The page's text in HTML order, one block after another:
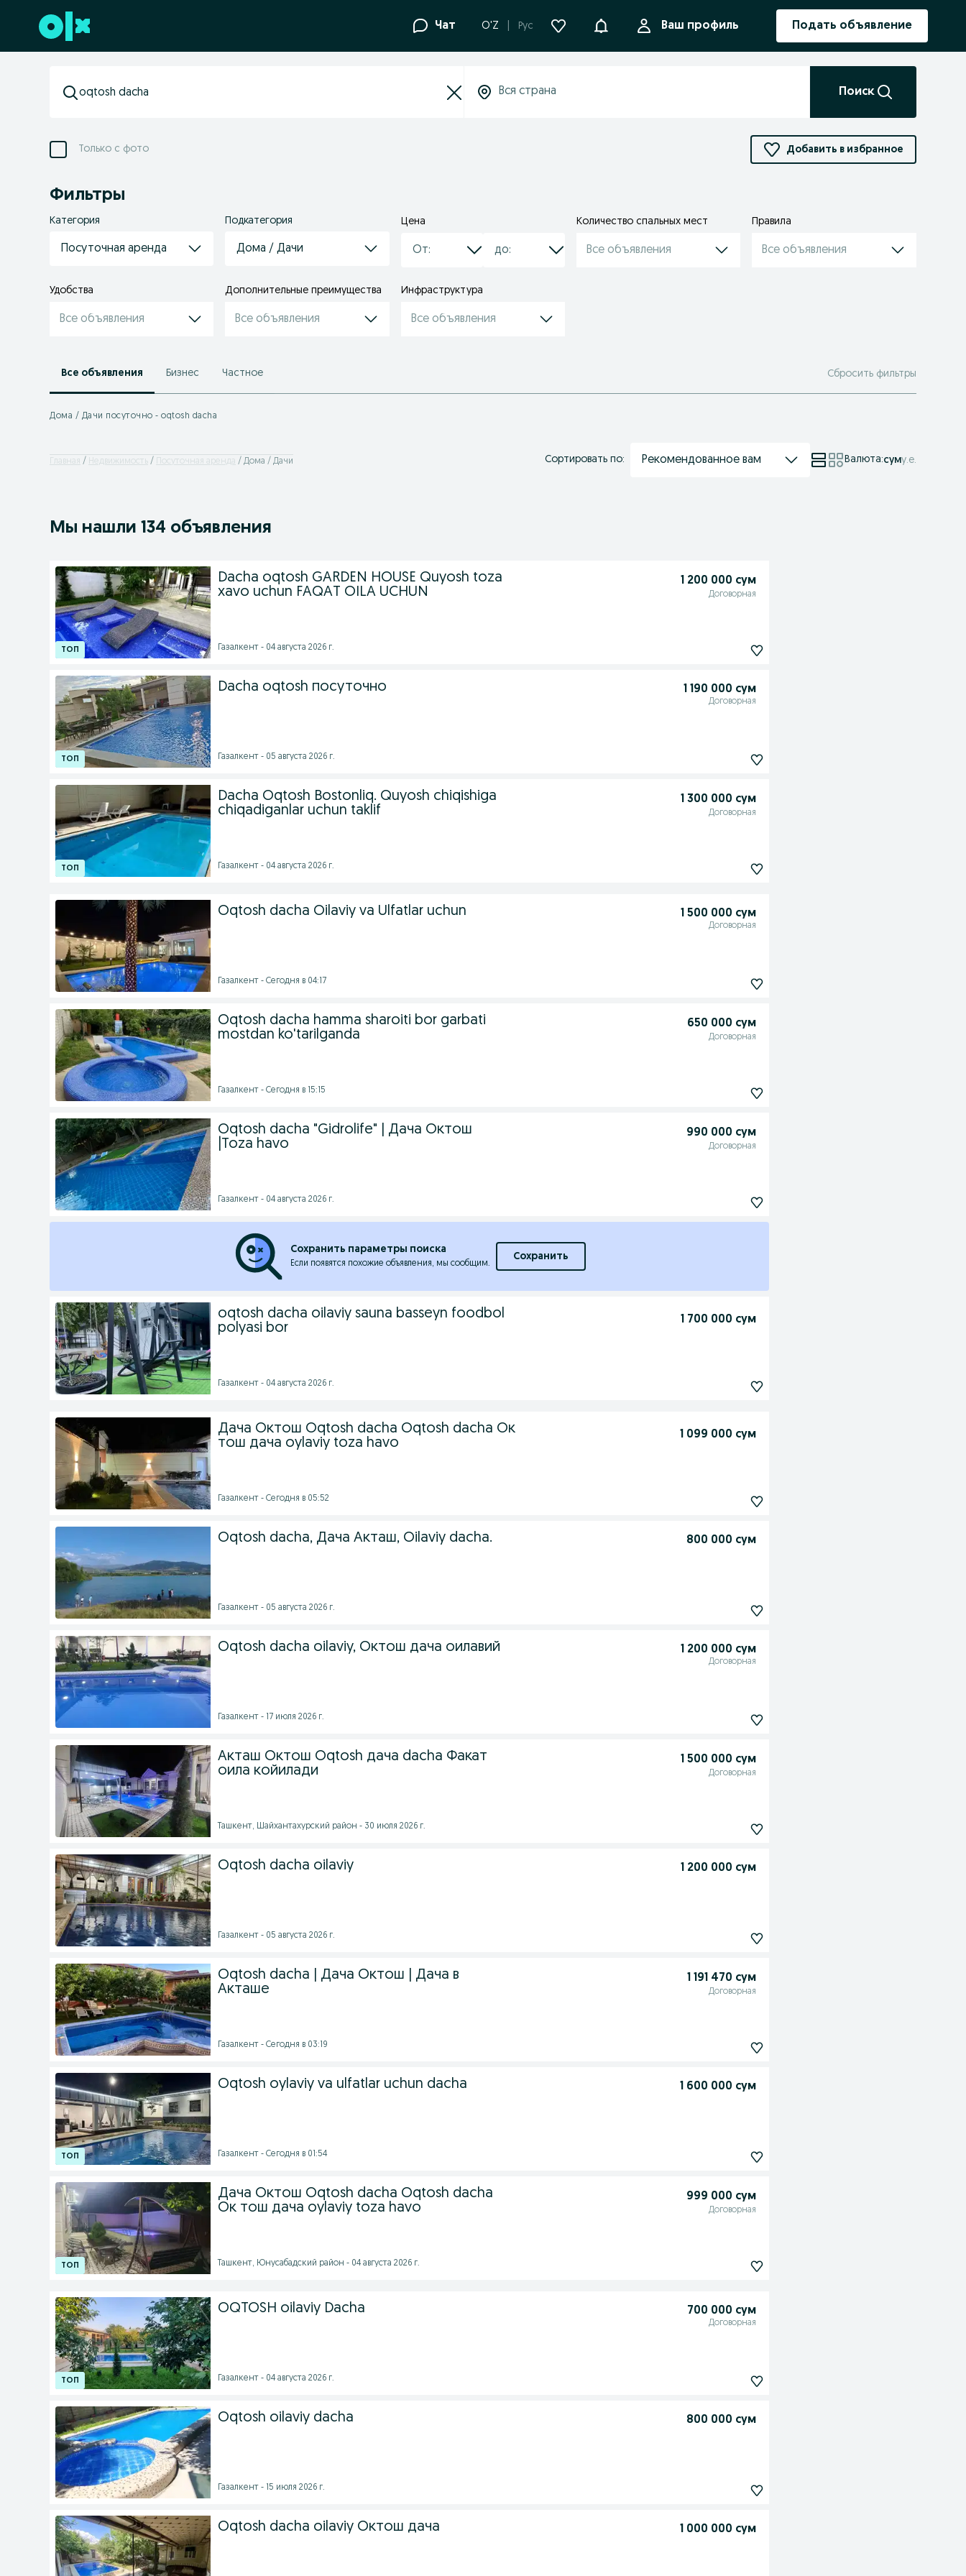
Перейти к нижнему колонтитулу Чат O'Z Рус УведомленияВаш профиль Подать объявление
Поиск
Только с фото Добавить в избранное
Фильтры
Категория
Посуточная аренда
Подкатегория
Дома / Дачи
Цена Количество спальных мест
Все объявления
Правила
Все объявления
Удобствa
Все объявления
Дополнительные преимущества
Все объявления
Инфраструктура
Все объявления
Все объявления Бизнес Частное Сбросить фильтры
Дома / Дачи посуточно - oqtosh dacha
Главная Недвижимость Посуточная аренда Дома / Дачи Сортировать по: Рекомендованное вам Валюта:суму.е.
Мы нашли 134 объявления
Dacha oqtosh GARDEN HOUSE Quyosh toza
xavo uchun FAQAT OILA UCHUN
1 200 000 сум
Договорная
Газалкент - 04 августа 2026 г.
Dacha oqtosh посуточно 1 190 000 сум
Договорная
Газалкент - 05 августа 2026 г.
Dacha Oqtosh Bostonliq. Quyosh chiqishiga
chiqadiganlar uchun taklif
1 300 000 сум
Договорная
Газалкент - 04 августа 2026 г.
Oqtosh dacha Oilaviy va Ulfatlar uchun 1 500 000 сум
Договорная
Газалкент - Сегодня в 04:17
Oqtosh dacha hamma sharoiti bor garbati
mostdan ko'tarilganda
650 000 сум
Договорная
Газалкент - Сегодня в 15:15
Oqtosh dacha "Gidrolife" | Дача Октош
|Toza havo
990 000 сум
Договорная
Газалкент - 04 августа 2026 г.
Сохранить параметры поиска
Если появятся похожие объявления, мы сообщим.
Сохранить
oqtosh dacha oilaviy sauna basseyn foodbol
polyasi bor
1 700 000 сум
Газалкент - 04 августа 2026 г.
Дача Октош Oqtosh dacha Oqtosh dacha Ок
тош дача oylaviy toza havo
1 099 000 сум
Газалкент - Сегодня в 05:52
Oqtosh dacha, Дача Акташ, Oilaviy dacha. 800 000 сум
Газалкент - 05 августа 2026 г.
Oqtosh dacha oilaviy, Октош дача оилавий 1 200 000 сум
Договорная
Газалкент - 17 июля 2026 г.
Акташ Октош Oqtosh дача dacha Факат
оила койилади
1 500 000 сум
Договорная
Ташкент, Шайхантахурский район - 30 июля 2026 г.
Oqtosh dacha oilaviy 1 200 000 сум
Газалкент - 05 августа 2026 г.
Oqtosh dacha | Дача Октош | Дача в
Акташе
1 191 470 сум
Договорная
Газалкент - Сегодня в 03:19
Oqtosh oylaviy va ulfatlar uchun dacha 1 600 000 сум
Газалкент - Сегодня в 01:54
Дача Октош Oqtosh dacha Oqtosh dacha
Ок тош дача oylaviy toza havo
999 000 сум
Договорная
Ташкент, Юнусабадский район - 04 августа 2026 г.
OQTOSH oilaviy Dacha 700 000 сум
Договорная
Газалкент - 04 августа 2026 г.
Oqtosh oilaviy dacha 800 000 сум
Газалкент - 15 июля 2026 г.
Oqtosh dacha oilaviy Октош дача 1 000 000 сум